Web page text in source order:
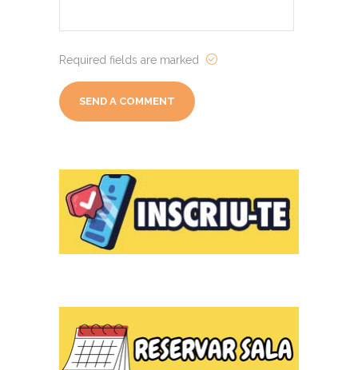
Required fields are marked